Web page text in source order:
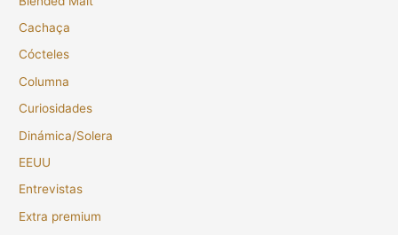
Cachaça
Cócteles
Columna
Curiosidades
Dinámica/Solera
EEUU
Entrevistas
Extra premium